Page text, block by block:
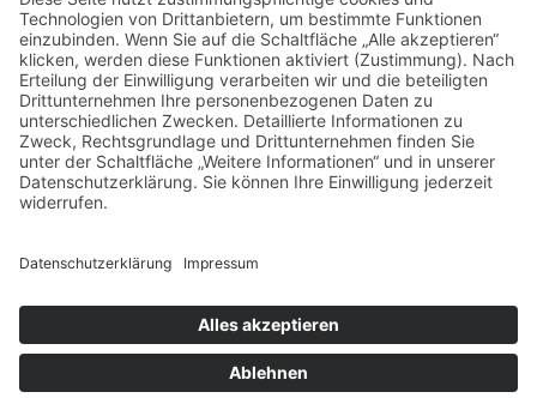
März 2023(3)
Februar 2023(5)
Freie Schule Glonntal
85625 Baiern
Telefon 08093–902290
kontakt@freie-schule-glonntal.de